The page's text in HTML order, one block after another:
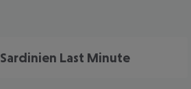
Sardinien Last Minute